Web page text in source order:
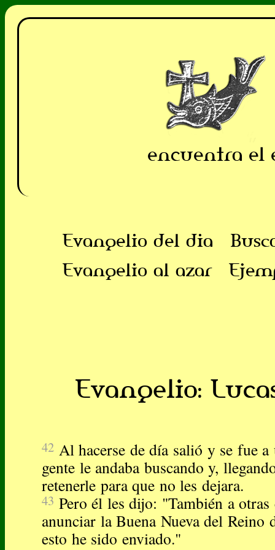
encuentra el
Evangelio del dia
Evangelio al azar
Evangelio:
42 Al hacerse de día salió y se fue
gente le andaba buscando y,
retenerle para que no les dejara.
43 Pero él les dijo: "También a otras
anunciar la Buena Nueva del Reino
esto he sido enviado."